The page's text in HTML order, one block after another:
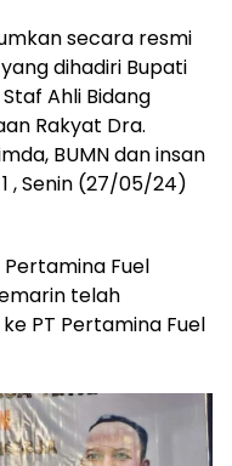
secara resmi
dihadiri Bupati
Ahli Bidang
Rakyat Dra.
BUMN dan insan
, Senin (27/05/24)
Fuel
telah
PT Pertamina Fuel